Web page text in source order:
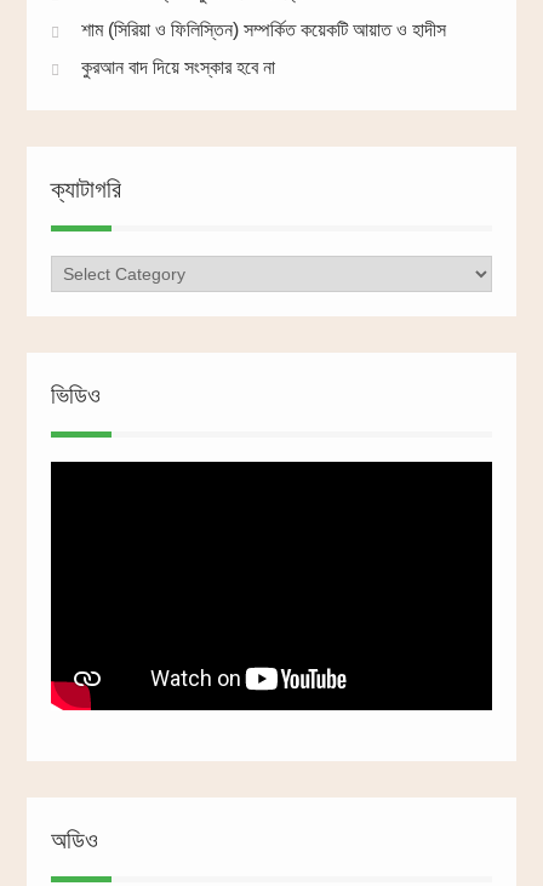
শাম (সিরিয়া ও ফিলিস্তিন) সম্পর্কিত কয়েকটি আয়াত ও হাদীস
কুরআন বাদ দিয়ে সংস্কার হবে না
ক্যাটাগরি
ক্যাটাগরি
ভিডিও
অডিও